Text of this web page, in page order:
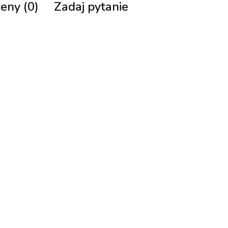
(0) Zadaj pytanie